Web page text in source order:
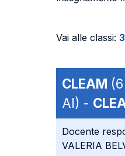
Vai alle classi:
CLEAM
AI) -
Docente
VALERIA